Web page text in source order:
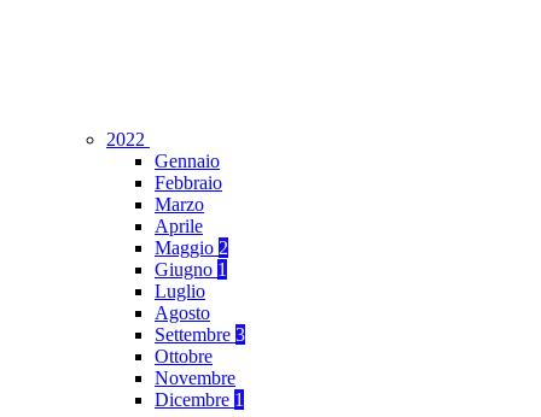
2022
Gennaio
Febbraio
Marzo
Aprile
Maggio 2
Giugno 1
Luglio
Agosto
Settembre 3
Ottobre
Novembre
Dicembre 1